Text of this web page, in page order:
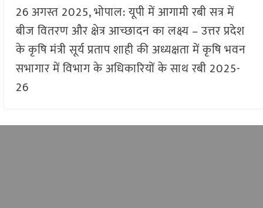
26 अगस्त 2025, भोपाल: यूपी में आगामी रबी सत्र में
बीज वितरण और क्षेत्र आच्छादन का लक्ष्य – उत्तर प्रदेश
के कृषि मंत्री सूर्य प्रताप शाही की अध्यक्षता में कृषि भवन
सभागार में विभाग के अधिकारियों के साथ रबी 2025-
26